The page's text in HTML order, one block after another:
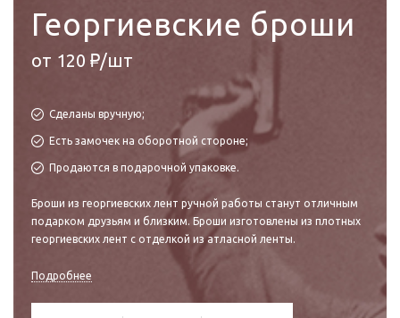
Георгиевские броши
от 120 ₽/шт
Сделаны вручную;
Есть замочек на оборотной стороне;
Продаются в подарочной упаковке.
Броши из георгиевских лент ручной работы станут отличным
подарком друзьям и близким. Броши изготовлены из плотных
георгиевских лент с отделкой из атласной ленты.
Подробнее